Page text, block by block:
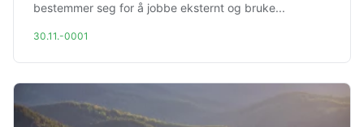
bestemmer seg for å jobbe eksternt og bruke...
30.11.-0001